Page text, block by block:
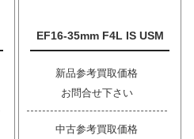
EF16-35mm F4L IS USM
新品参考買取価格
お問合せ下さい
中古参考買取価格